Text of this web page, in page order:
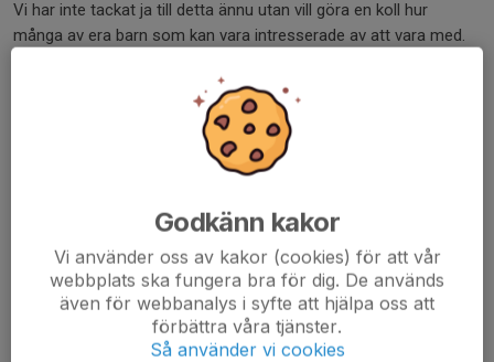
Vi har inte tackat ja till detta ännu utan vill göra en koll hur
många av era barn som kan vara intresserade av att vara med.
Lyckat Poolspel mot HV
Godkänn kakor
Vi använder oss av kakor (cookies) för att vår
webbplats ska fungera bra för dig. De används
även för webbanalys i syfte att hjälpa oss att
förbättra våra tjänster.
Så använder vi cookies